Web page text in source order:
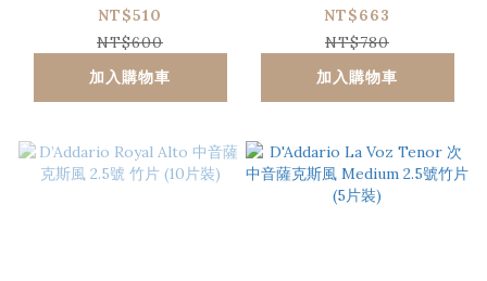
(10片裝)
NT$510
NT$600
加入購物車
3.0+號 竹片 (10片裝)
NT$663
NT$780
加入購物車